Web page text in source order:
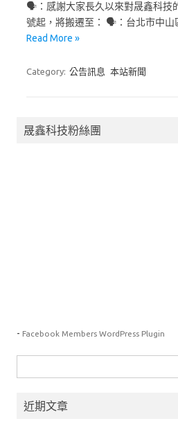
e
b
o
k
t
o
🗣️：感謝大家長久以來對晟鑫科技
號起，將搬遷至： 🗣️：台北市中
Read More »
Category: 公告訊息 本站新聞
晟鑫科技粉絲團
- Facebook Members WordPress Plugin
尋
鍵近期文章